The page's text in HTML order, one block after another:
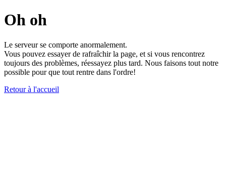
Oh oh
Le serveur se comporte anormalement.
Vous pouvez essayer de rafraîchir la page, et si vous rencontrez
toujours des problèmes, réessayez plus tard. Nous faisons tout notre
possible pour que tout rentre dans l'ordre!
Retour à l'accueil